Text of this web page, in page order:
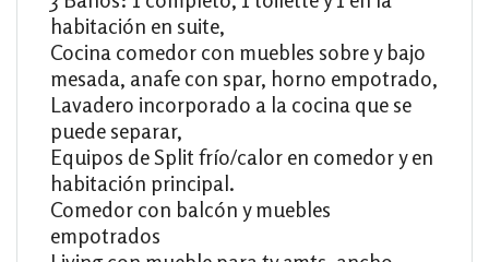
habitación en suite,
Cocina comedor con muebles sobre y bajo
mesada, anafe con spar, horno empotrado,
Lavadero incorporado a la cocina que se
puede separar,
Equipos de Split frío/calor en comedor y en
habitación principal.
Comedor con balcón y muebles
empotrados